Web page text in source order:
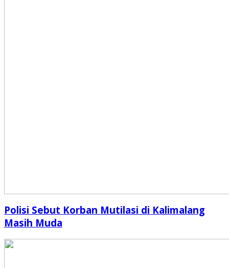
Polisi Sebut Korban Mutilasi di Kalimalang
Masih Muda